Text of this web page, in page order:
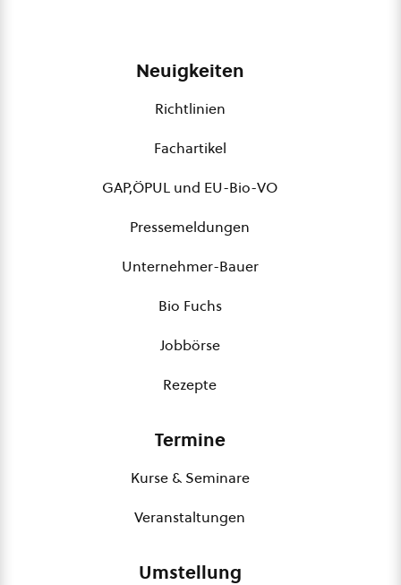
Neuigkeiten
Richtlinien
Fachartikel
GAP,ÖPUL und EU-Bio-VO
Pressemeldungen
Unternehmer-Bauer
Bio Fuchs
Jobbörse
Rezepte
Termine
Kurse & Seminare
Veranstaltungen
Umstellung